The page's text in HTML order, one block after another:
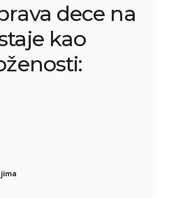
dece na
kao